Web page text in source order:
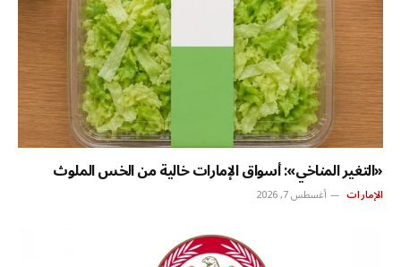
«التغير المناخي»: أسواق الإمارات خالية من الخس الملوث
الإمارات أغسطس 7, 2026